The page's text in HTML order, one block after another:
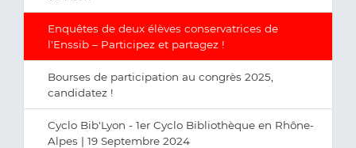
Enquêtes de deux élèves conservatrices de
l'Enssib – Participez et partagez !
Bourses de participation au congrès 2025,
candidatez !
Cyclo Bib'Lyon - 1er Cyclo Bibliothèque en Rhône-
Alpes | 19 Septembre 2024